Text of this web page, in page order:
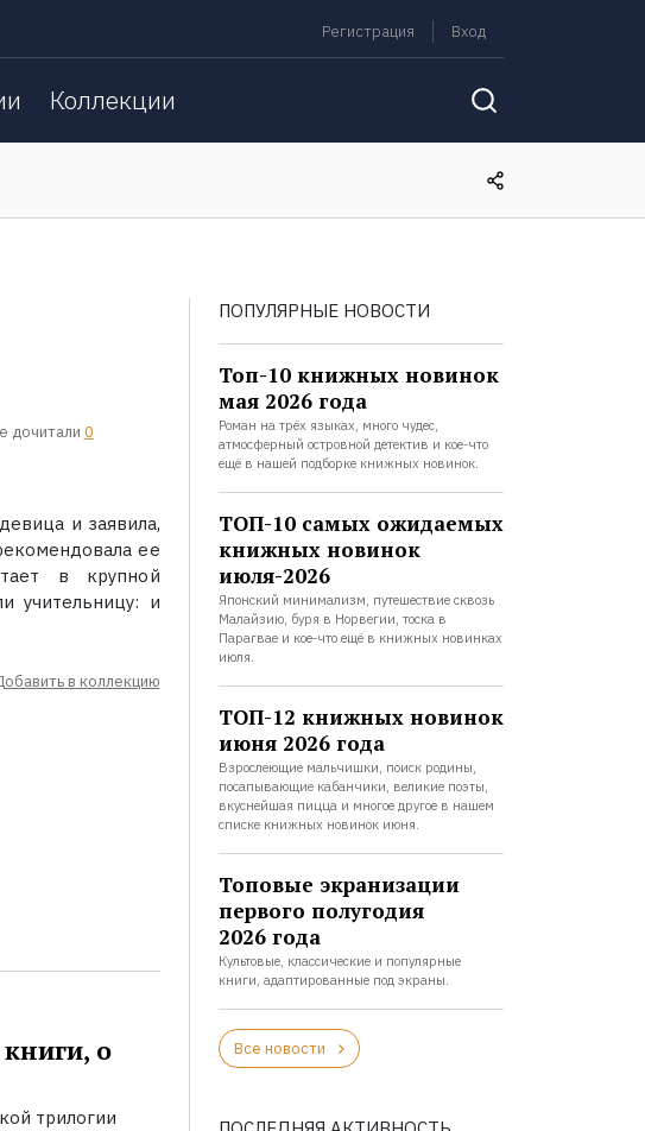
Регистрация Вход
Коллекции
дочитали 0
и заявила,
ее
в крупной
учительницу: и
в коллекцию
о
трилогии
ПОПУЛЯРНЫЕ НОВОСТИ
Топ-10 книжных новинок
мая 2026 года
Роман на трёх языках, много чудес,
атмосферный островной детектив и кое-что
ещё в нашей подборке книжных новинок.
ТОП-10 самых ожидаемых
книжных новинок
июля-2026
Японский минимализм, путешествие сквозь
Малайзию, буря в Норвегии, тоска в
Парагвае и кое-что ещё в книжных новинках
июля.
ТОП-12 книжных новинок
июня 2026 года
Взрослеющие мальчишки, поиск родины,
посапывающие кабанчики, великие поэты,
вкуснейшая пицца и многое другое в нашем
списке книжных новинок июня.
Топовые экранизации
первого полугодия
2026 года
Культовые, классические и популярные
книги, адаптированные под экраны.
Все новости